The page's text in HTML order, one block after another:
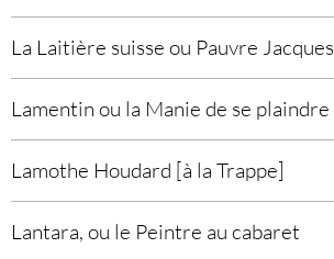
La Laitière suisse ou Pauvre Jacques
Lamentin ou la Manie de se plaindre
Lamothe Houdard [à la Trappe]
Lantara, ou le Peintre au cabaret